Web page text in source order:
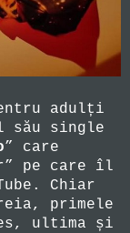
adulți
său single
” care
pe care îl
Chiar
primele
ultima și